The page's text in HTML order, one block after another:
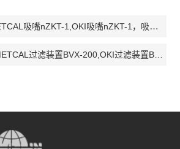
吸嘴nZKT-1,OKI吸嘴nZKT-1，吸嘴nZKT-1，nZKT-1
过滤装置BVX-200,OKI过滤装置BVX-200，BVX-200